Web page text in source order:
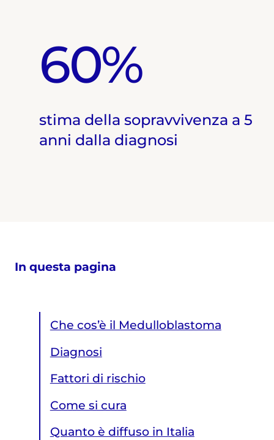
60%
stima della sopravvivenza a 5
anni dalla diagnosi
In questa pagina
Che cos’è il Medulloblastoma
Diagnosi
Fattori di rischio
Come si cura
Quanto è diffuso in Italia